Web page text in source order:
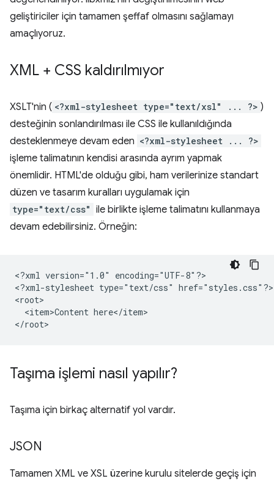
geliştiriciler için tamamen şeffaf olmasını sağlamayı
amaçlıyoruz.
XML + CSS kaldırılmıyor
XSLT'nin ( <?xml-stylesheet type="text/xsl" ... ?> )
desteğinin sonlandırılması ile CSS ile kullanıldığında
desteklenmeye devam eden <?xml-stylesheet ... ?>
işleme talimatının kendisi arasında ayrım yapmak
önemlidir. HTML'de olduğu gibi, ham verilerinize standart
düzen ve tasarım kuralları uygulamak için
type="text/css" ile birlikte işleme talimatını kullanmaya
devam edebilirsiniz. Örneğin:
<?xml version="1.0"
encoding="UTF-8"?>
<?xml-stylesheet type="text/css" href="styles.css"?>
<item>Content here</item>
Taşıma işlemi nasıl yapılır?
Taşıma için birkaç alternatif yol vardır.
JSON
Tamamen XML ve XSL üzerine kurulu sitelerde geçiş için